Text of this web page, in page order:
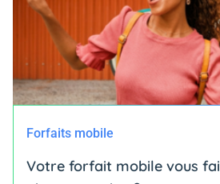
Forfaits mobile
Votre forfait mobile vous